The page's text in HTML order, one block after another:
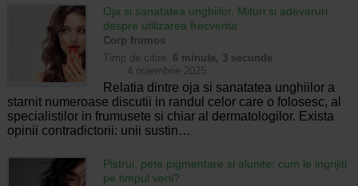
Oja si sanatatea unghiilor. Mituri si adevaruri
despre utilizarea frecventa
Corp frumos
Timp de citire: 6 minute, 3 secunde
4 noiembrie 2025
Relatia dintre oja si sanatatea unghiilor a
starnit numeroase discutii in randul celor care o folosesc, al
specialistilor in frumusete si chiar al dermatologilor. Exista
opinii contradictorii: unii sustin…
Pistrui, pete pigmentare si alunite: cum le ingrijiti
pe timpul verii?